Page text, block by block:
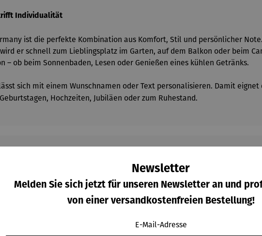
Individualität
ist die perfekte Kombination aus Komfort, Stil und persönlicher
er schnell zum Lieblingsplatz im Garten, auf dem Balkon oder beim
– ob beim Sonnenbaden, Lesen oder Genießen eines kühlen Getränks.
sich mit einem Wunschnamen oder Text personalisieren. Damit
Hochzeiten, Jubiläen oder zum Ruhestand.
Kunden kauften auch
Newsletter
Melden Sie sich jetzt für unseren Newsletter an und
von einer versandkostenfreien Bestellung!
E-Mail-Adresse